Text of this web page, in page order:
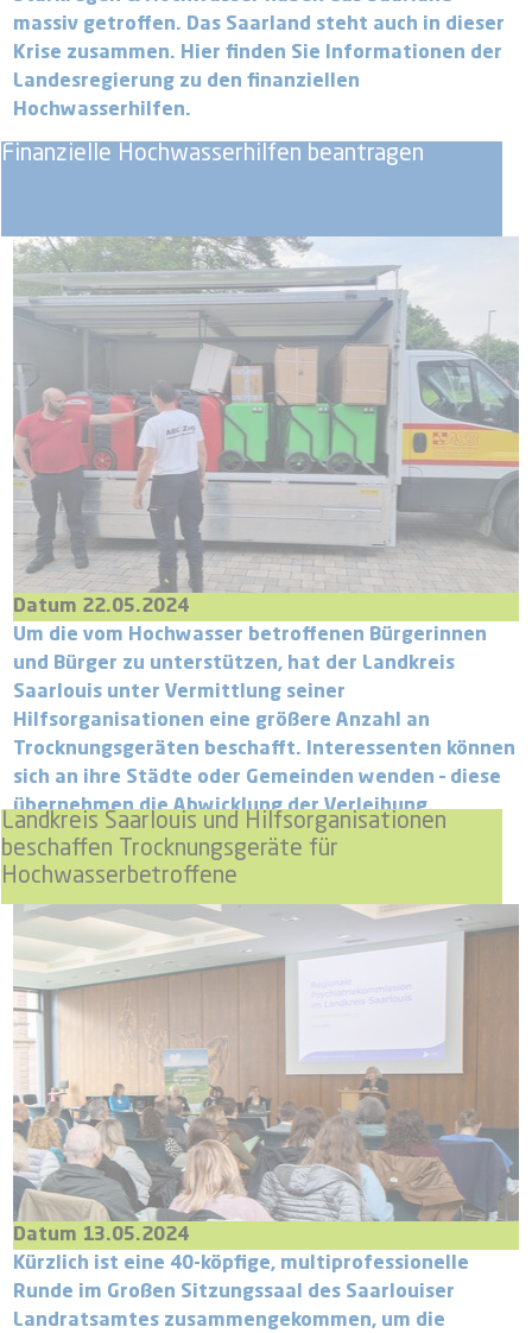
Finanzielle Hochwasserhilfen beantragen
massiv getroffen. Das Saarland steht auch in dieser
Krise zusammen. Hier finden Sie Informationen der
Landesregierung zu den finanziellen
Hochwasserhilfen.
Landkreis Saarlouis und Hilfsorganisationen
beschaffen Trocknungsgeräte für
Hochwasserbetroffene
Datum 22.05.2024
Um die vom Hochwasser betroffenen Bürgerinnen
und Bürger zu unterstützen, hat der Landkreis
Saarlouis unter Vermittlung seiner
Hilfsorganisationen eine größere Anzahl an
Trocknungsgeräten beschafft. Interessenten können
sich an ihre Städte oder Gemeinden wenden – diese
übernehmen die Abwicklung der Verleihung.
Datum 13.05.2024
Kürzlich ist eine 40-köpfige, multiprofessionelle
Runde im Großen Sitzungssaal des Saarlouiser
Landratsamtes zusammengekommen, um die